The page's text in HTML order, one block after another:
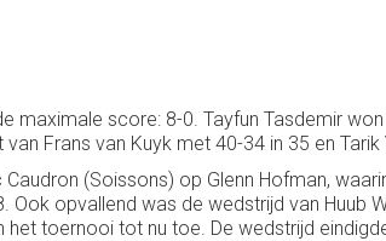
maximale score: 8-0. Tayfun Tasdemir
Frans van Kuyk met 40-34 in 35 en
(Soissons) op Glenn Hofman,
opvallend was de wedstrijd van Huub
toernooi tot nu toe. De wedstrijd